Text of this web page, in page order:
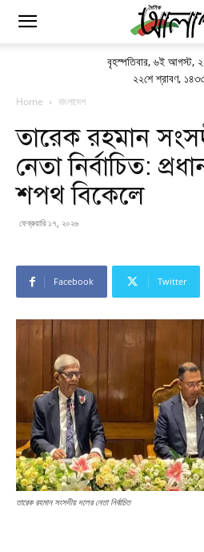
বৃহস্পতিবার, ৬ই আগস্ট,
২২শে শ্রাবণ, ১৪৩৩
Home বাংলাদেশ
তারেক রহমান
নেতা নির্বাচিত:
শপথ বিকেলে
ফেব্রুয়ারি ১৭, ২০২৬
Facebook Twitter
তারেক রহমান সংসদীয় দলের নেতা নির্বাচিত